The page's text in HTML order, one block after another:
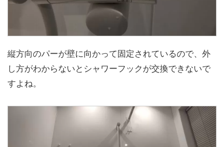
縦方向のパーが壁に向かって固定されているので、外
し方がわからないとシャワーフックが交換できないで
すよね。